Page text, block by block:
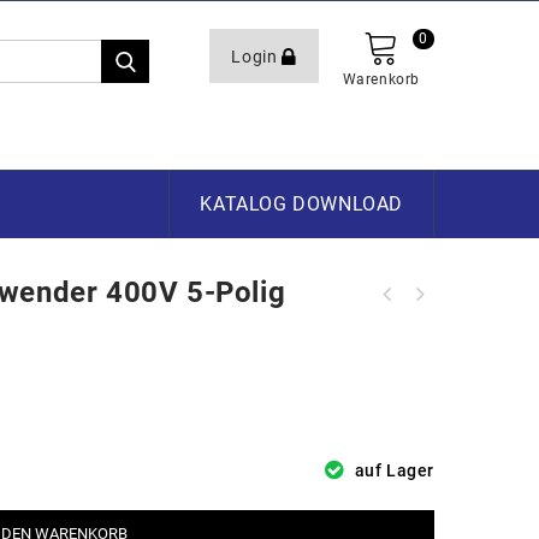
Login
Warenkorb
0
KATALOG DOWNLOAD
400V 5-Polig
auf Lager
WARENKORB